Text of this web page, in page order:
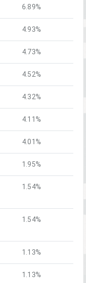
6.89%
4.93%
4.73%
4.52%
4.32%
4.11%
4.01%
1.95%
1.54%
1.54%
1.13%
1.13%